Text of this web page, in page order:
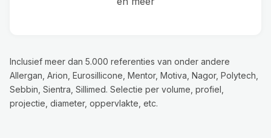
Inclusief meer dan 5.000 referenties van onder andere
Allergan, Arion, Eurosillicone, Mentor, Motiva, Nagor, Polytech,
Sebbin, Sientra, Sillimed. Selectie per volume, profiel,
projectie, diameter, oppervlakte, etc.